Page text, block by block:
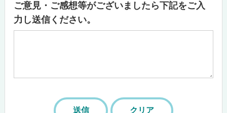
ご意見・ご感想等がございましたら下記をご入
力し送信ください。